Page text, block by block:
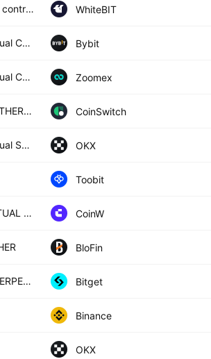
Jupiter perpetual contract WhiteBIT
JUPUSDT Perpetual Contract Bybit
JUPUSDT Perpetual Contract Zoomex
JUPITER/USD TETHER PERPETUAL SWAP CONTRACT CoinSwitch
JUPUSDT Perpetual Swap Contract OKX
Toobit
JUP/USD PERPETUAL SWAP CONTRACT CoinW
BloFin
JUPUSDTPERP PERPETUAL MIX CONTRACT Bitget
Binance
OKX